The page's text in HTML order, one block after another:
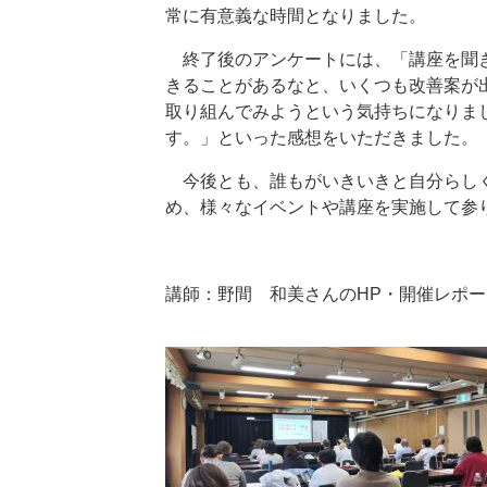
常に有意義な時間となりました。
終了後のアンケートには、「講座を聞
きることがあるなと、いくつも改善案
取り組んでみようという気持ちになり
す。」といった感想をいただきました。
今後とも、誰もがいきいきと自分らし
め、様々なイベントや講座を実施して参
講師：野間 和美さんのHP・開催レポ